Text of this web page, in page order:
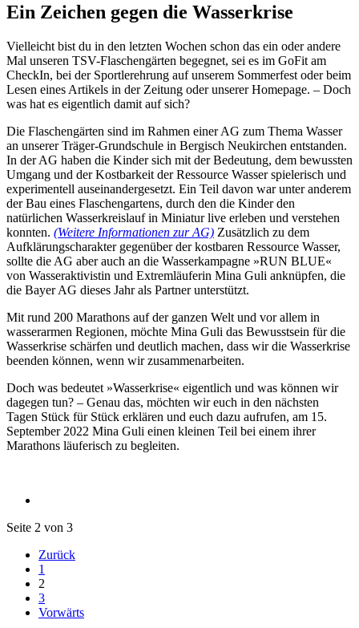
Ein Zeichen gegen die Wasserkrise
Vielleicht bist du in den letzten Wochen schon das ein oder andere
Mal unseren TSV-Flaschengärten begegnet, sei es im GoFit am
CheckIn, bei der Sportlerehrung auf unserem Sommerfest oder beim
Lesen eines Artikels in der Zeitung oder unserer Homepage. – Doch
was hat es eigentlich damit auf sich?
Die Flaschengärten sind im Rahmen einer AG zum Thema Wasser
an unserer Träger-Grundschule in Bergisch Neukirchen entstanden.
In der AG haben die Kinder sich mit der Bedeutung, dem bewussten
Umgang und der Kostbarkeit der Ressource Wasser spielerisch und
experimentell auseinandergesetzt. Ein Teil davon war unter anderem
der Bau eines Flaschengartens, durch den die Kinder den
natürlichen Wasserkreislauf in Miniatur live erleben und verstehen
konnten. (Weitere Informationen zur AG) Zusätzlich zu dem
Aufklärungscharakter gegenüber der kostbaren Ressource Wasser,
sollte die AG aber auch an die Wasserkampagne »RUN BLUE«
von Wasseraktivistin und Extremläuferin Mina Guli anknüpfen, die
die Bayer AG dieses Jahr als Partner unterstützt.
Mit rund 200 Marathons auf der ganzen Welt und vor allem in
wasserarmen Regionen, möchte Mina Guli das Bewusstsein für die
Wasserkrise schärfen und deutlich machen, dass wir die Wasserkrise
beenden können, wenn wir zusammenarbeiten.
Doch was bedeutet »Wasserkrise« eigentlich und was können wir
dagegen tun? – Genau das, möchten wir euch in den nächsten
Tagen Stück für Stück erklären und euch dazu aufrufen, am 15.
September 2022 Mina Guli einen kleinen Teil bei einem ihrer
Marathons läuferisch zu begleiten.
Seite 2 von 3
Zurück
1
2
3
Vorwärts